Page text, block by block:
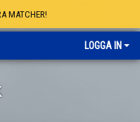
MATCHER!
LOGGA IN